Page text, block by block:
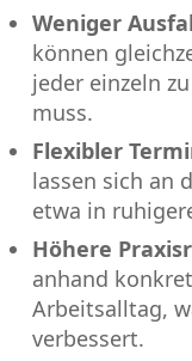
Weniger
können
jeder einzeln
muss.
Flexibler
lassen sich an
etwa in
Höhere
anhand
Arbeitsalltag,
verbessert.